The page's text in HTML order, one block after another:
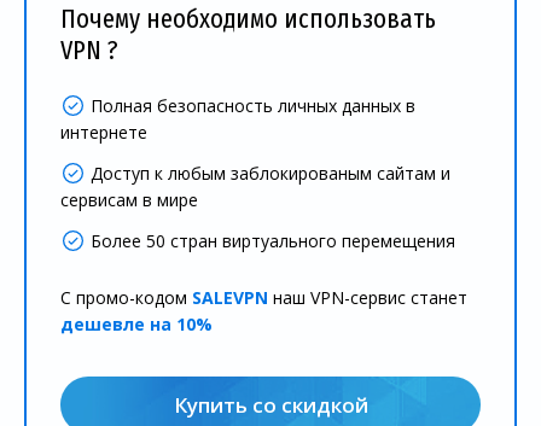
Почему необходимо использовать
VPN ?
Полная безопасность личных данных в
интернете
Доступ к любым заблокированым сайтам и
сервисам в мире
Более 50 стран виртуального перемещения
С промо-кодом SALEVPN наш VPN-сервис станет
дешевле на 10%
Купить со скидкой